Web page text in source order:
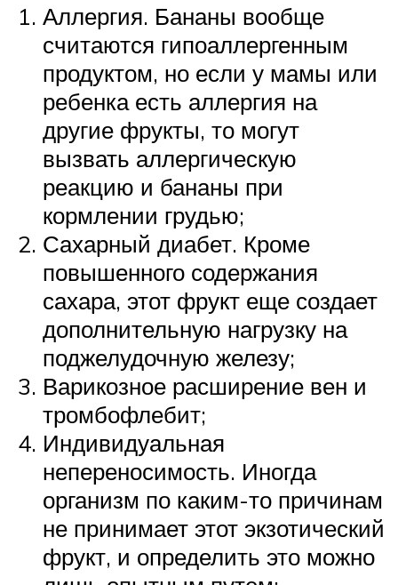
Аллергия. Бананы вообще
считаются гипоаллергенным
продуктом, но если у мамы или
ребенка есть аллергия на
другие фрукты, то могут
вызвать аллергическую
реакцию и бананы при
кормлении грудью;
Сахарный диабет. Кроме
повышенного содержания
сахара, этот фрукт еще создает
дополнительную нагрузку на
поджелудочную железу;
Варикозное расширение вен и
тромбофлебит;
Индивидуальная
непереносимость. Иногда
организм по каким-то причинам
не принимает этот экзотический
фрукт, и определить это можно